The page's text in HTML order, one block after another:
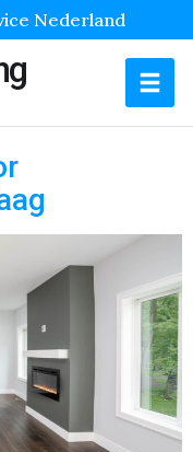
Nederland